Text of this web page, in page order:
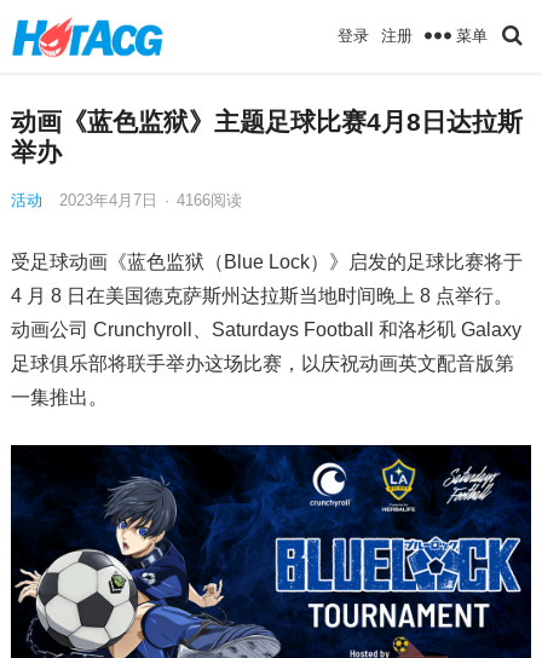
登录 注册 菜单
动画《蓝色监狱》主题足球比赛4月8日达拉斯
举办
活动 2023年4月7日 · 4166阅读
受足球动画《蓝色监狱（Blue Lock）》启发的足球比赛将于
4 月 8 日在美国德克萨斯州达拉斯当地时间晚上 8 点举行。
动画公司 Crunchyroll、Saturdays Football 和洛杉矶 Galaxy
足球俱乐部将联手举办这场比赛，以庆祝动画英文配音版第
一集推出。